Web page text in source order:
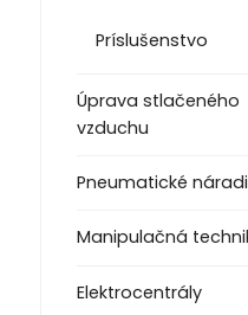
Príslušenstvo
Úprava stlačeného
vzduchu
Pneumatické
Manipulačná
Elektrocentrály